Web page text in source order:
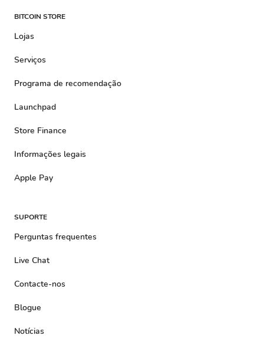
BITCOIN STORE
Lojas
Serviços
Programa de recomendação
Launchpad
Store Finance
Informações legais
Apple Pay
SUPORTE
Perguntas frequentes
Live Chat
Contacte-nos
Blogue
Notícias